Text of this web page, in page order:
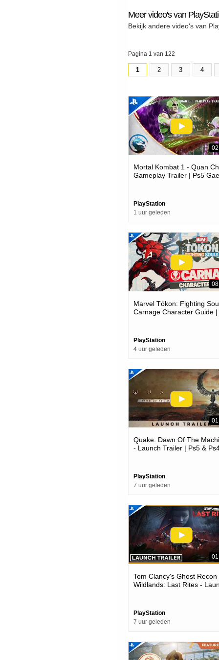
Meer video's van
Bekijk andere video's van
Pagina 1 van 122
1 2 3 4
Mortal Kombat 1 - Quan
Gameplay Trailer | Ps5
PlayStation
1 uur geleden
Marvel Tōkon: Fighting
Carnage Character Guide |
PlayStation
4 uur geleden
Quake: Dawn Of The
- Launch Trailer | Ps5 &
PlayStation
7 uur geleden
Tom Clancy's Ghost Recon
Wildlands: Last Rites -
PlayStation
7 uur geleden